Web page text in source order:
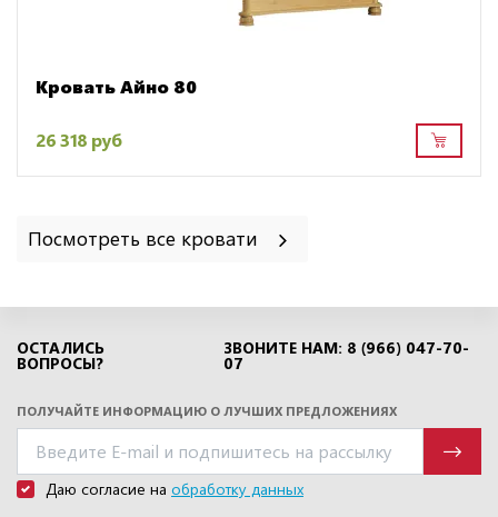
Кровать Айно 80
26 318 руб
Посмотреть все кровати
ОСТАЛИСЬ
ВОПРОСЫ?
ЗВОНИТЕ НАМ: 8 (966) 047-70-
07
ПОЛУЧАЙТЕ ИНФОРМАЦИЮ О ЛУЧШИХ ПРЕДЛОЖЕНИЯХ
Даю согласие на обработку данных